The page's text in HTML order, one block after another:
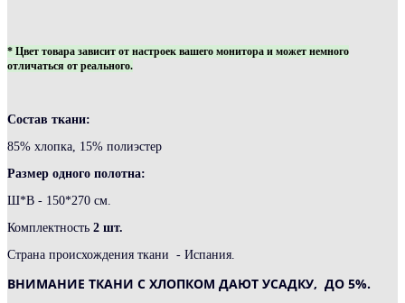
* Цвет товара зависит от настроек вашего монитора и может немного
отличаться от реального.
Состав ткани:
85% хлопка, 15% полиэстер
Размер одного полотна:
Ш*В - 150*270 см.
Комплектность 2 шт.
Страна происхождения ткани - Испания.
ВНИМАНИЕ ТКАНИ С ХЛОПКОМ ДАЮТ УСАДКУ, ДО 5%.